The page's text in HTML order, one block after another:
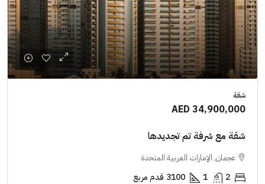
شقة
AED 34,900,000
شقة مع شرفة تم تجديدها
عجمان, الإمارات العربية المتحدة
2
1
3100 قدم مربع